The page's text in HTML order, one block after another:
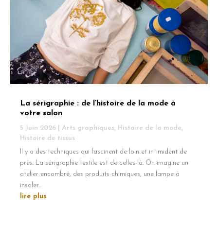
La sérigraphie : de l’histoire de la mode à
votre salon
5 Juin 2026 Arts graphiques, Histoire de la mode,
Histoire de tissus
Il y a des techniques qui fascinent de loin et intimident de
près. La sérigraphie textile est de celles-là. On imagine un
atelier encombré, des produits chimiques, une lampe à
insoler...
lire plus